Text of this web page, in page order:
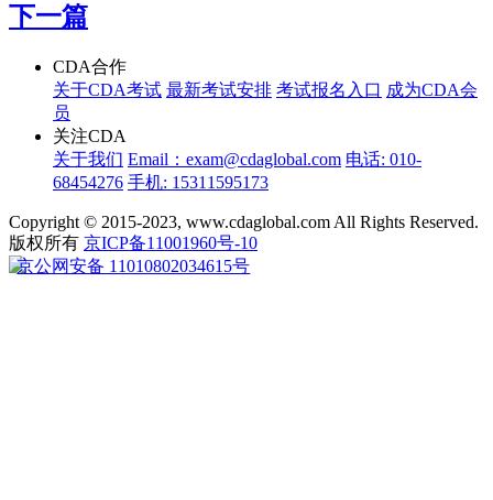
下一篇
CDA合作
关于CDA考试 最新考试安排 考试报名入口 成为CDA会
员
关注CDA
关于我们 Email：exam@cdaglobal.com 电话: 010-
68454276 手机: 15311595173
Copyright © 2015-2023, www.cdaglobal.com All Rights Reserved.
版权所有 京ICP备11001960号-10
京公网安备 11010802034615号